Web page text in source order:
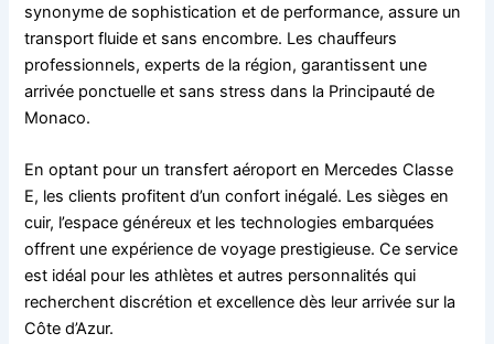
synonyme de sophistication et de performance, assure un
transport fluide et sans encombre. Les chauffeurs
professionnels, experts de la région, garantissent une
arrivée ponctuelle et sans stress dans la Principauté de
Monaco.
En optant pour un transfert aéroport en Mercedes Classe
E, les clients profitent d’un confort inégalé. Les sièges en
cuir, l’espace généreux et les technologies embarquées
offrent une expérience de voyage prestigieuse. Ce service
est idéal pour les athlètes et autres personnalités qui
recherchent discrétion et excellence dès leur arrivée sur la
Côte d’Azur.